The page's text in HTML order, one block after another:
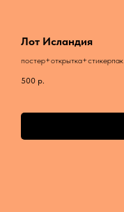
Лот Исландия
постер+открытка+стикерпак
500 р.